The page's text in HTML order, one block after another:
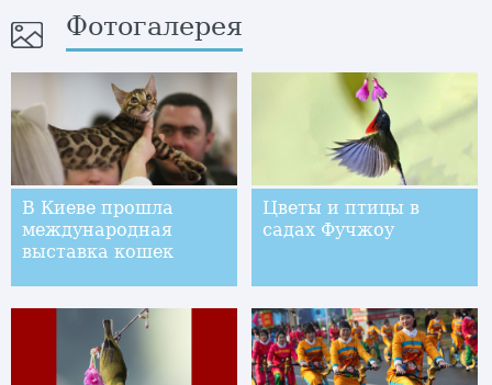
Фотогалерея
В Киеве прошла
международная
выставка кошек
Цветы и птицы в
садах Фучжоу